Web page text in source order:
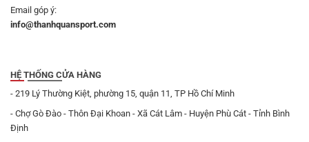
Email góp ý:
info@thanhquansport.com
HỆ THỐNG CỬA HÀNG
- 219 Lý Thường Kiệt, phường 15, quận 11, TP Hồ Chí Minh
- Chợ Gò Đào - Thôn Đại Khoan - Xã Cát Lâm - Huyện Phù Cát - Tỉnh Bình
Định